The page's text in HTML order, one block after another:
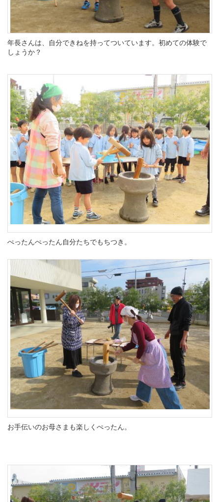
年長さんは、自分できねを持ってついています。初めての体験で
しょうか？
ぺったんぺったん自分たちでもちつき。
お手伝いのお母さまも楽しくぺったん。